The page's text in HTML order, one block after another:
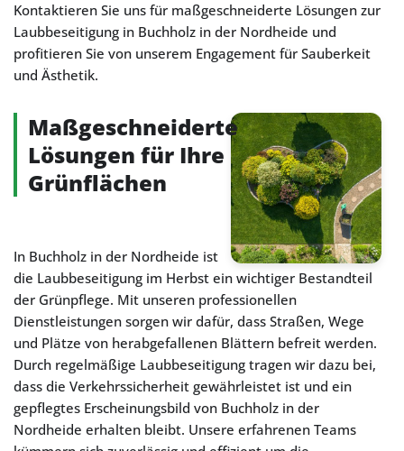
Kontaktieren Sie uns für maßgeschneiderte Lösungen zur
Laubbeseitigung in Buchholz in der Nordheide und
profitieren Sie von unserem Engagement für Sauberkeit
und Ästhetik.
Maßgeschneiderte
Lösungen für Ihre
Grünflächen
In Buchholz in der Nordheide ist
die Laubbeseitigung im Herbst ein wichtiger Bestandteil
der Grünpflege. Mit unseren professionellen
Dienstleistungen sorgen wir dafür, dass Straßen, Wege
und Plätze von herabgefallenen Blättern befreit werden.
Durch regelmäßige Laubbeseitigung tragen wir dazu bei,
dass die Verkehrssicherheit gewährleistet ist und ein
gepflegtes Erscheinungsbild von Buchholz in der
Nordheide erhalten bleibt. Unsere erfahrenen Teams